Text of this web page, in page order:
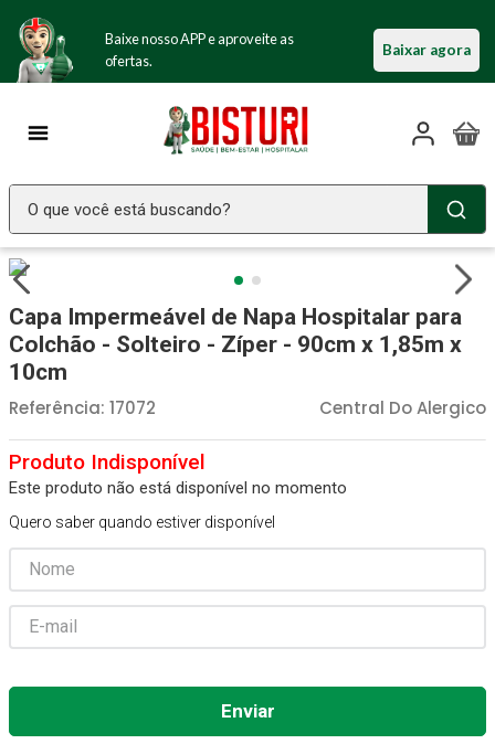
Baixe nosso APP e aproveite as
ofertas.
Baixar agora
O que você está buscando?
Capa Impermeável de Napa Hospitalar para
Colchão - Solteiro - Zíper - 90cm x 1,85m x
10cm
Central Do Alergico
Referência: 17072
Este produto não está disponível no momento
Quero saber quando estiver disponível
2º Fralda Geriatrica
3º
4 º Estetoscopio Littmann
5º Aparelho Pressão
6º Littmann
7 º Absorvente Geriatrico
8º
9º Cadeira Banho
10º Gaze